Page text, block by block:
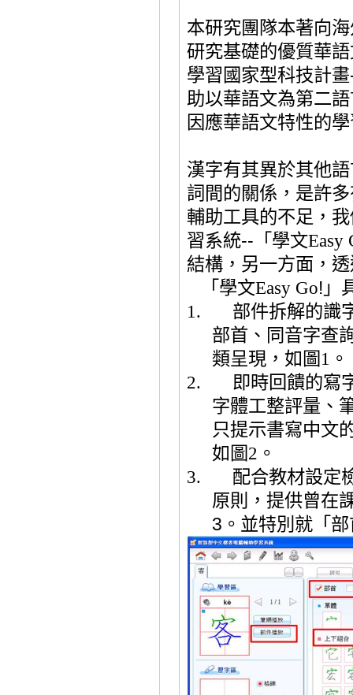
本研究團隊本著向
研究基礎的優質華
學習國家型科技計畫
助以華語文為第二
因應華語文特性的
漢字有其異於其他
詞間的關係，是許
輔助工具的不足 ，
習系統-- 「 學文Easy
結構，另一方面，
「學文Easy Go! 」
1.
部件拆解的識
部首、同音字查
類呈現， 如圖1 。
2.
即時回饋的寫
字體工整評量、
只提示書寫中文
如圖2 。
3.
配合教材設定
原則，提供曾在
3 。並特別就「